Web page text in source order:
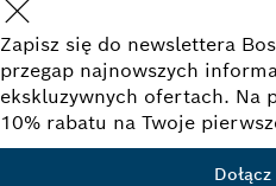
Zapisz się do newslettera
przegap najnowszych
ekskluzywnych ofertach. Na
10% rabatu na Twoje